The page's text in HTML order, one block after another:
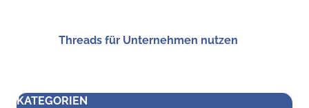
Threads für Unter­neh­men nutzen
KATEGORIEN